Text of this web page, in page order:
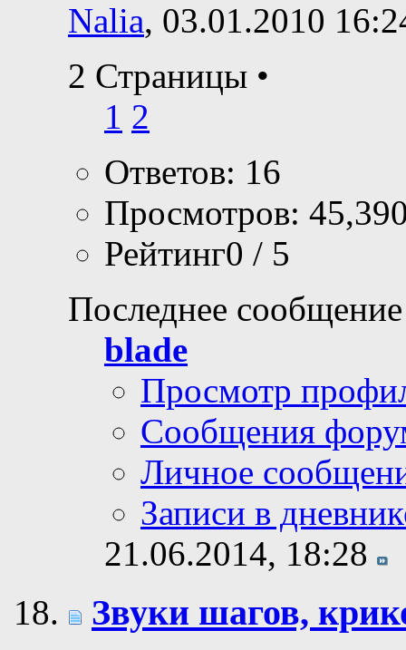
Nalia, 03.01.2010
2 Страницы •
1 2
Ответов: 16
Просмотров:
Рейтинг0 / 5
Последнее
blade
Просмотр
Сообщения
Личное
Записи в
21.06.2014, 18:28
Звуки шагов,